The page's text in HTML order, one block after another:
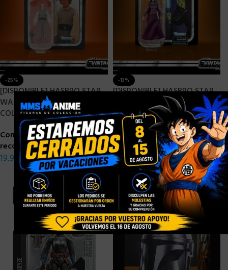
-25%
[DISPONIBLE] HASBRO STAR
WARS EPISODE V VINTAGE
COLLECTION LOBOT – 10 CM
Consigue 1 puntos de
recompensa
19,90 € 14,90€
-13%
[DISPONIBLE] HASBRO STAR
WARS THE CLONE WARS
VINTAGE COLLECTION
BARRISS OFFEE – 10 CM
Consigue 1 puntos de
recompensa
22,90€19,90€
×